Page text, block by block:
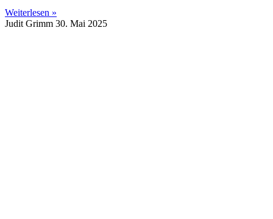
Weiterlesen »
Judit Grimm 30. Mai 2025